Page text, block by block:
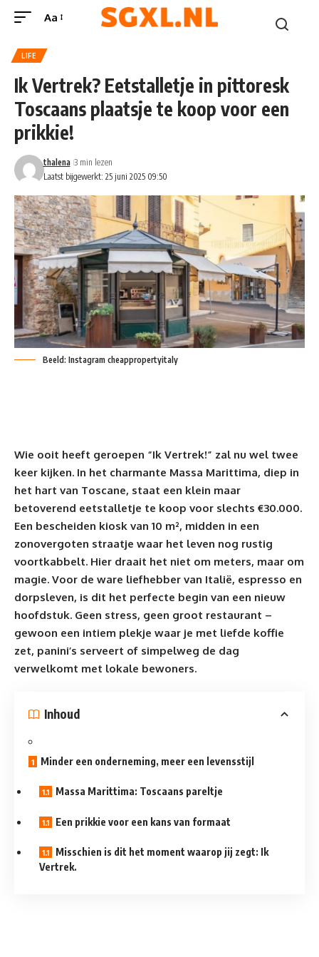
Aa
LIFE
Ik Vertrek? Eetstalletje in pittoresk
Toscaans plaatsje te koop voor een
prikkie!
Laatst bijgewerkt: 25 juni 2025 09:50
thalena 3 min lezen
Beeld: Instagram cheappropertyitaly
Wie ooit heeft geroepen “Ik Vertrek!” zal nu wel twee
keer kijken. In het charmante Massa Marittima, diep in
het hart van Toscane, staat een klein maar
betoverend eetstalletje te koop voor slechts €30.000.
Een bescheiden kiosk van 10 m², midden in een
zonovergoten straatje waar het leven nog rustig
voortkabbelt. Hier draait het niet om meters, maar om
magie. Voor de ware liefhebber van Italië, espresso en
dorpsleven, is dit het perfecte begin van een nieuw
hoofdstuk. Geen stress, geen groot restaurant –
gewoon een intiem plekje waar je met liefde koffie
zet, panini’s serveert of simpelweg de dag
verwelkomt met lokale bewoners.
Inhoud
Minder een onderneming, meer een levensstijl
Massa Marittima: Toscaans pareltje
Een prikkie voor een kans van formaat
Misschien is dit het moment waarop jij zegt: Ik
Vertrek.